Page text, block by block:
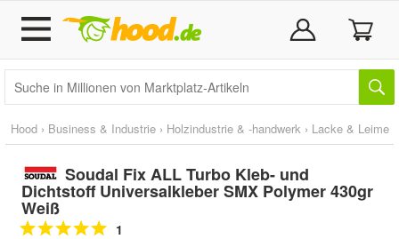
Hood › Business & Industrie › Holzindustrie & -handwerk › Lacke & Leime
Soudal Fix ALL Turbo Kleb- und
Dichtstoff Universalkleber SMX Polymer 430gr
Weiß
1